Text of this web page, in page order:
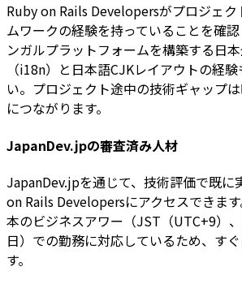
Ruby on Rails Developersがプロジェク
ムワークの経験を持っていることを確
ンガルプラットフォームを構築する日
（i18n）と日本語CJKレイアウトの経
い。プロジェクト途中の技術ギャップ
につながります。
JapanDev.jpの審査済み人材
JapanDev.jpを通じて、技術評価で既に
on Rails Developersにアクセスできま
本のビジネスアワー（JST（UTC+9）
日）での勤務に対応しているため、す
す。